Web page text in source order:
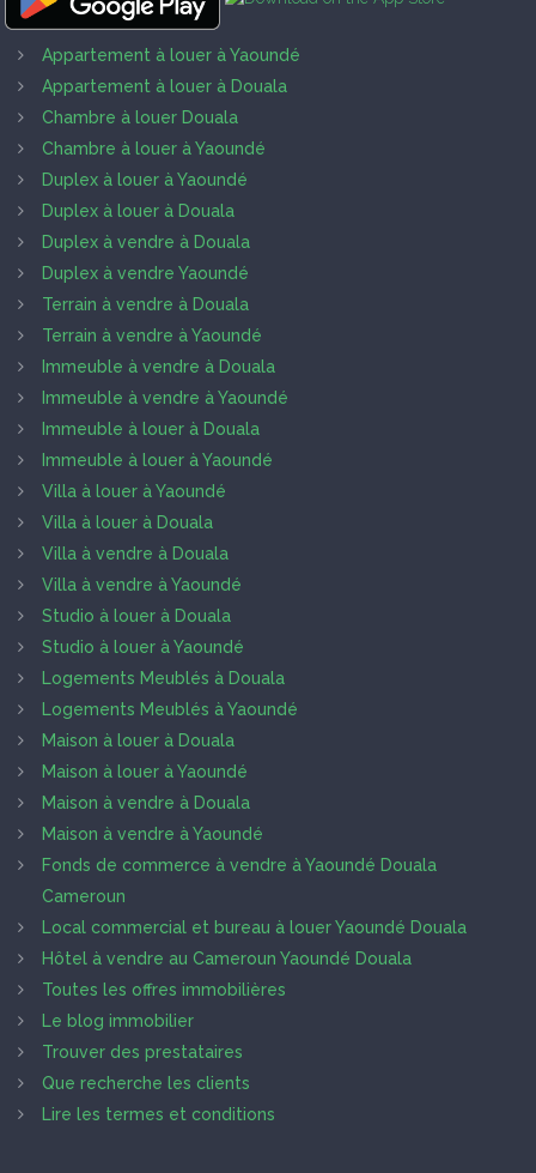
Appartement à louer à Yaoundé
Appartement à louer à Douala
Chambre à louer Douala
Chambre à louer à Yaoundé
Duplex à louer à Yaoundé
Duplex à louer à Douala
Duplex à vendre à Douala
Duplex à vendre Yaoundé
Terrain à vendre à Douala
Terrain à vendre à Yaoundé
Immeuble à vendre à Douala
Immeuble à vendre à Yaoundé
Immeuble à louer à Douala
Immeuble à louer à Yaoundé
Villa à louer à Yaoundé
Villa à louer à Douala
Villa à vendre à Douala
Villa à vendre à Yaoundé
Studio à louer à Douala
Studio à louer à Yaoundé
Logements Meublés à Douala
Logements Meublés à Yaoundé
Maison à louer à Douala
Maison à louer à Yaoundé
Maison à vendre à Douala
Maison à vendre à Yaoundé
Fonds de commerce à vendre à Yaoundé Douala
Cameroun
Local commercial et bureau à louer Yaoundé Douala
Hôtel à vendre au Cameroun Yaoundé Douala
Toutes les offres immobilières
Le blog immobilier
Trouver des prestataires
Que recherche les clients
Lire les termes et conditions